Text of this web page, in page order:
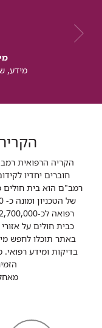
מידע,
הקריה הרפואית
חוברים יחדיו
רמב"ם הוא בית
כבית חולים על אזורי עבור 12 בתי חולים בצפון
באתר תוכלו לחפש
בדיקות ומידע